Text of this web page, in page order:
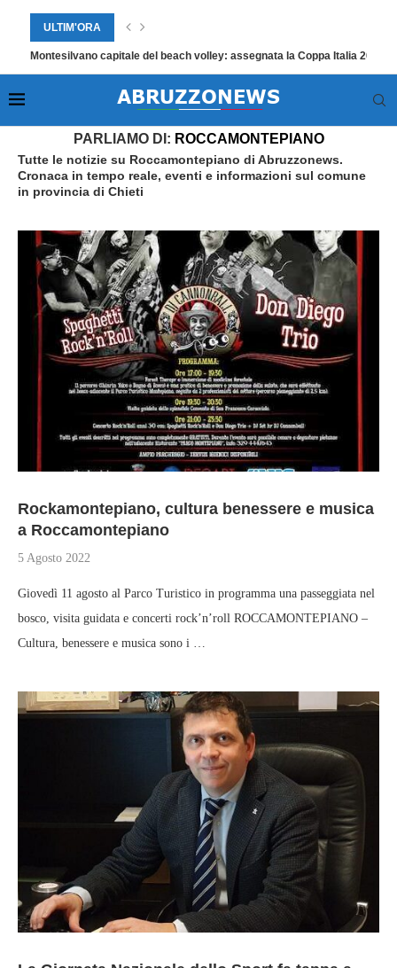
ULTIM'ORA
Montesilvano capitale del beach volley: assegnata la Coppa Italia 2026
Home Roccamontepiano
PARLIAMO DI: ROCCAMONTEPIANO
Tutte le notizie su Roccamontepiano di Abruzzonews.
Cronaca in tempo reale, eventi e informazioni sul comune
in provincia di Chieti
Rockamontepiano, cultura benessere e musica
a Roccamontepiano
5 Agosto 2022
Giovedì 11 agosto al Parco Turistico in programma una passeggiata nel
bosco, visita guidata e concerti rock’n’roll ROCCAMONTEPIANO –
Cultura, benessere e musica sono i …